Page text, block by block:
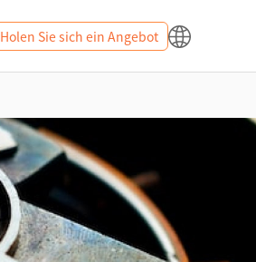
Holen Sie sich ein Angebot